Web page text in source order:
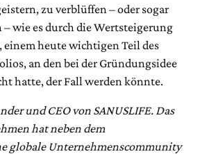
zu verblüffen – oder sogar
wie es durch die Wertsteigerung
einem heute wichtigen Teil des
an den bei der Gründungsidee
hatte, der Fall werden könnte.
und CEO von SANUSLIFE. Das
hat neben dem
globale Unternehmenscommunity